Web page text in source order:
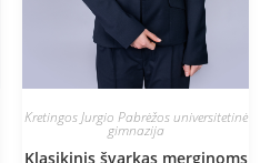
Kretingos Jurgio Pabrėžos universitetinė
gimnazija
Klasikinis švarkas merginoms